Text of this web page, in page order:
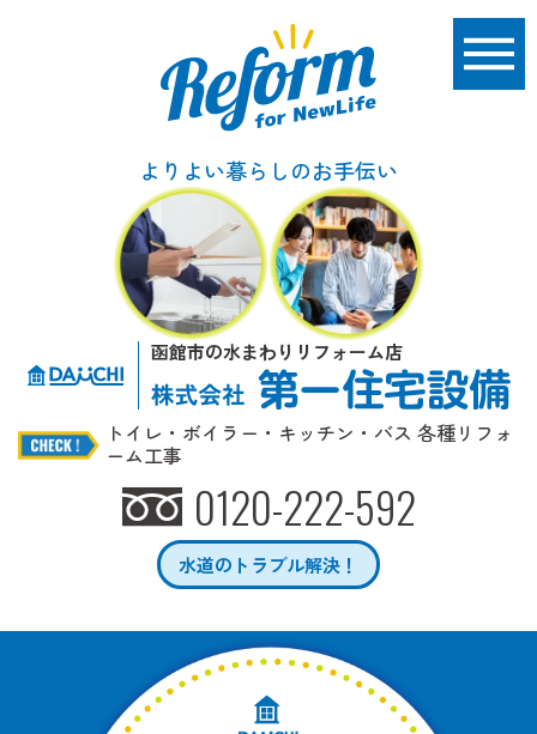
よりよい暮らしのお手伝い
函館市の水まわりリフォーム店
トイレ・ボイラー・キッチン・バス 各種リフォ
ーム工事
0120-222-592
水道のトラブル解決！